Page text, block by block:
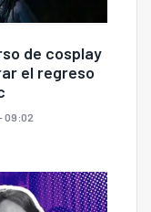
de cosplay
el regreso
09:02